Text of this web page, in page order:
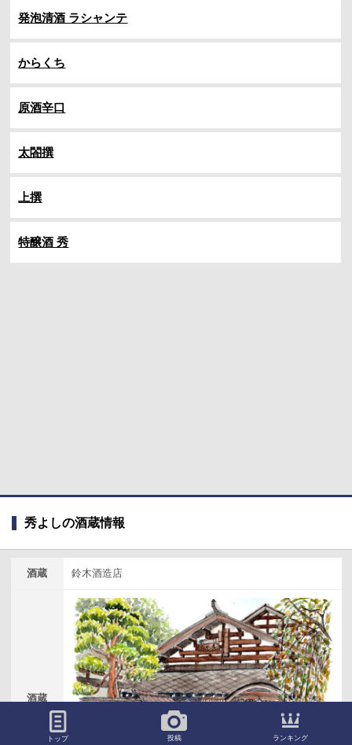
発泡清酒 ラシャンテ
からくち
原酒辛口
太閤撰
上撰
特醸酒 秀
秀よしの酒蔵情報
酒蔵 鈴木酒造店
酒蔵
トップ 投稿 ランキング